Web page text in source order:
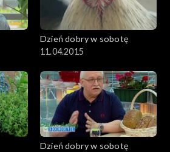
Dzień dobry w sobotę
11.04.2015
Dzień dobry w sobotę